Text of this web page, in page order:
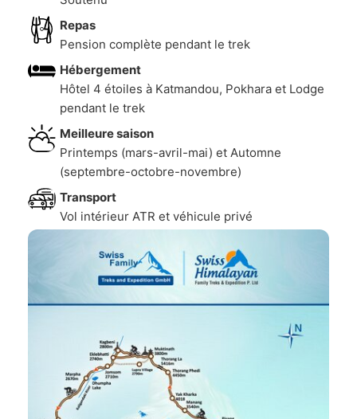
Repas
Pension complète pendant le trek
Hébergement
Hôtel 4 étoiles à Katmandou, Pokhara et Lodge
pendant le trek
Meilleure saison
Printemps (mars-avril-mai) et Automne
(septembre-octobre-novembre)
Transport
Vol intérieur ATR et véhicule privé